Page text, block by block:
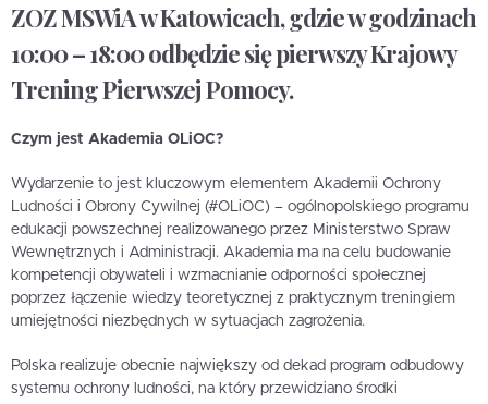
ZOZ MSWiA w Katowicach, gdzie w godzinach
10:00 – 18:00 odbędzie się pierwszy Krajowy
Trening Pierwszej Pomocy.
Czym jest Akademia OLiOC?
Wydarzenie to jest kluczowym elementem Akademii Ochrony
Ludności i Obrony Cywilnej (#OLiOC) – ogólnopolskiego programu
edukacji powszechnej realizowanego przez Ministerstwo Spraw
Wewnętrznych i Administracji. Akademia ma na celu budowanie
kompetencji obywateli i wzmacnianie odporności społecznej
poprzez łączenie wiedzy teoretycznej z praktycznym treningiem
umiejętności niezbędnych w sytuacjach zagrożenia.
Polska realizuje obecnie największy od dekad program odbudowy
systemu ochrony ludności, na który przewidziano środki